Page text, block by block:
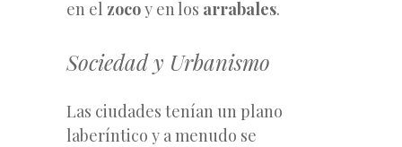
en el zocoy en los arrabales.
Sociedad y Urbanismo
Las ciudades tenían un plano
laberíntico y a menudo se